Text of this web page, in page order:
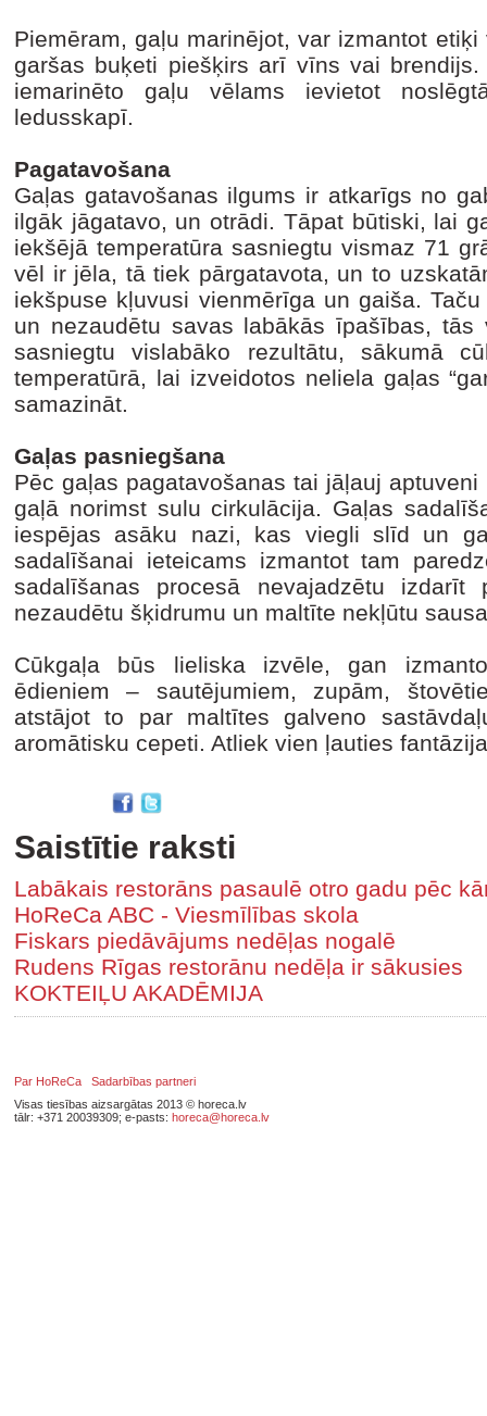
Piemēram, gaļu marinējot, var izmantot
garšas buķeti piešķirs arī vīns vai
iemarinēto gaļu vēlams ievietot
ledusskapī.
Pagatavošana
Gaļas gatavošanas ilgums ir atkarīgs no
ilgāk jāgatavo, un otrādi. Tāpat būtiski, lai
iekšējā temperatūra sasniegtu vismaz 71
vēl ir jēla, tā tiek pārgatavota, un to
iekšpuse kļuvusi vienmērīga un gaiša.
un nezaudētu savas labākās īpašības,
sasniegtu vislabāko rezultātu, sākumā
temperatūrā, lai izveidotos neliela gaļas
samazināt.
Gaļas pasniegšana
Pēc gaļas pagatavošanas tai jāļauj
gaļā norimst sulu cirkulācija. Gaļas
iespējas asāku nazi, kas viegli slīd un
sadalīšanai ieteicams izmantot tam
sadalīšanas procesā nevajadzētu
nezaudētu šķidrumu un maltīte nekļūtu
Cūkgaļa būs lieliska izvēle, gan
ēdieniem – sautējumiem, zupām,
atstājot to par maltītes galveno
aromātisku cepeti. Atliek vien ļauties
Saistītie raksti
Labākais restorāns pasaulē otro gadu pēc
HoReCa ABC - Viesmīlības skola
Fiskars piedāvājums nedēļas nogalē
Rudens Rīgas restorānu nedēļa ir sākusies
KOKTEIĻU AKADĒMIJA
Par HoReCa
Sadarbības partneri
Visas tiesības aizsargātas 2013 © horeca.lv
tālr: +371 20039309; e-pasts: horeca@horeca.lv